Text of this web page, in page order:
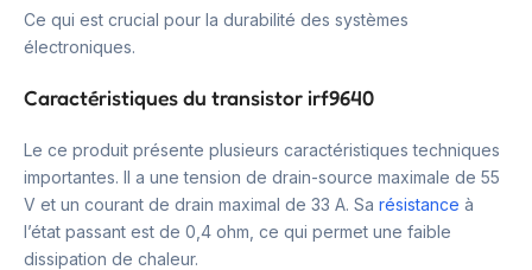
Ce qui est crucial pour la durabilité des systèmes
électroniques.
Caractéristiques du transistor irf9640
Le ce produit présente plusieurs caractéristiques techniques
importantes. Il a une tension de drain-source maximale de 55
V et un courant de drain maximal de 33 A. Sa résistance à
l’état passant est de 0,4 ohm, ce qui permet une faible
dissipation de chaleur.